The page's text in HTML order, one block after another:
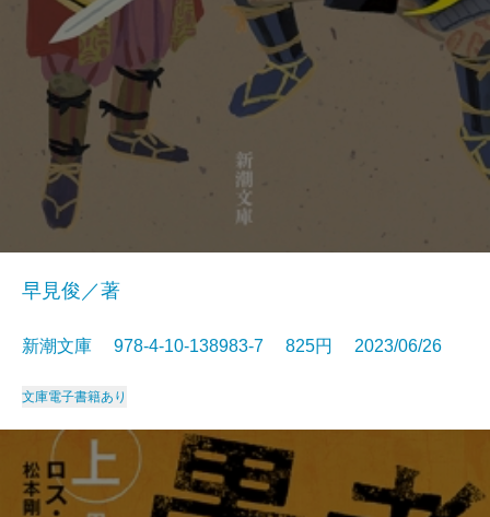
早見俊／著
新潮文庫 978-4-10-138983-7 825円 2023/06/26
文庫電子書籍あり